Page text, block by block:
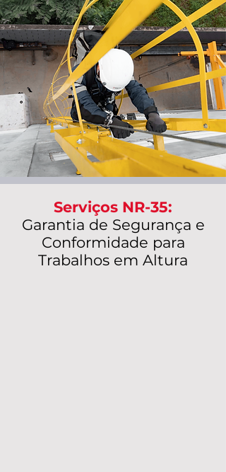
Serviços NR-35:
Garantia de Segurança e
Conformidade para
Trabalhos em Altura